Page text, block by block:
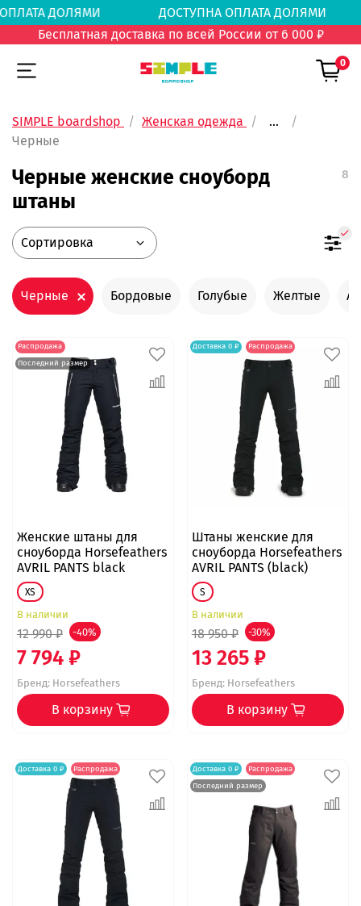
ОПЛАТА ДОЛЯМИ
ДОСТУПНА ОПЛАТА
Бесплатная доставка по всей России от 6 000 ₽
0
SIMPLE boardshop Женская одежда
...
Черные
Черные женские сноуборд
штаны
8
Черные Бордовые Голубые Желтые
Распродажа
Последний размер
Женские штаны для
сноуборда Horsefeathers
AVRIL PANTS black
XS
В наличии
12 990 ₽ -40%
7 794 ₽
Бренд:Horsefeathers
В корзину
Доставка 0 ₽ Распродажа
Штаны женские для
сноуборда Horsefeathers
AVRIL PANTS (black)
S
В наличии
18 950 ₽ -30%
13 265 ₽
Бренд:Horsefeathers
В корзину
Доставка 0 ₽ Распродажа Доставка 0 ₽
Распродажа
Последний размер